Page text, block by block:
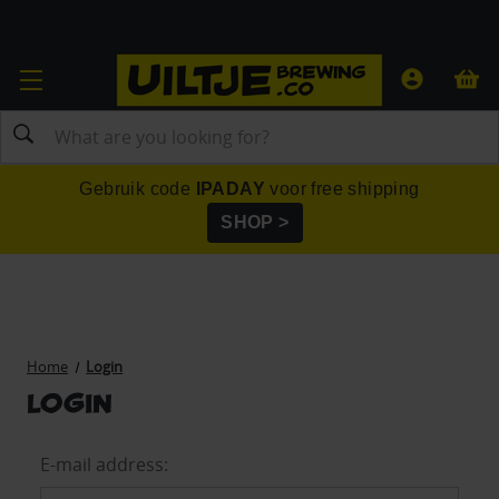
Search
Gebruik code IPADAY voor free shipping
SHOP >
Home Login
Login
E-mail address: